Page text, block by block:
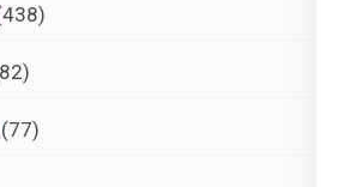
(77)